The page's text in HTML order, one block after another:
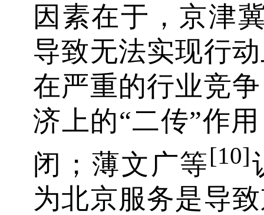
因素在于，京津
导致无法实现行
在严重的行业竞
济上的“二传”作
闭；薄文广等[10]
为北京服务是导